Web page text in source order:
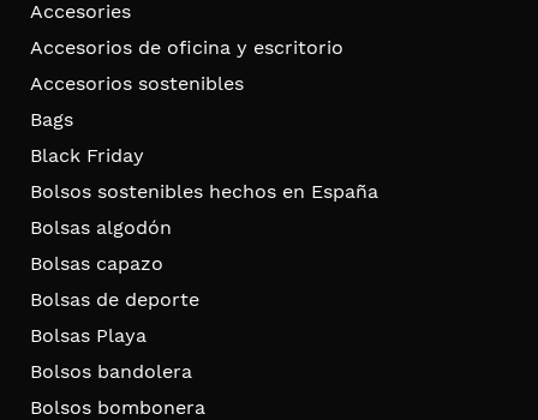
Accesories
Accesorios de oficina y escritorio
Accesorios sostenibles
Bags
Black Friday
Bolsos sostenibles hechos en España
Bolsas algodón
Bolsas capazo
Bolsas de deporte
Bolsas Playa
Bolsos bandolera
Bolsos bombonera